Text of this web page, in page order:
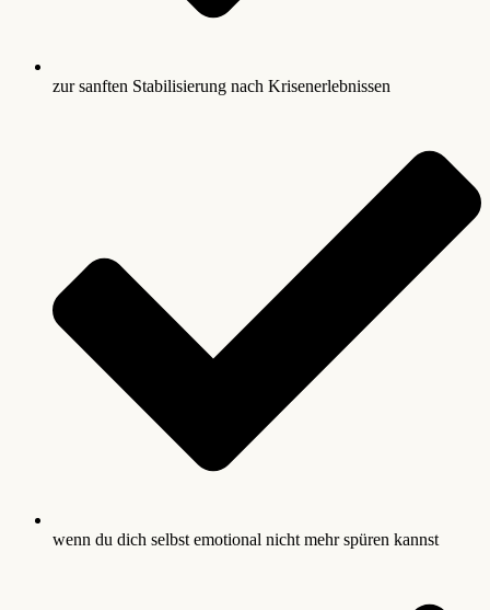
zur sanften Stabilisierung nach Krisenerlebnissen
wenn du dich selbst emotional nicht mehr spüren kannst